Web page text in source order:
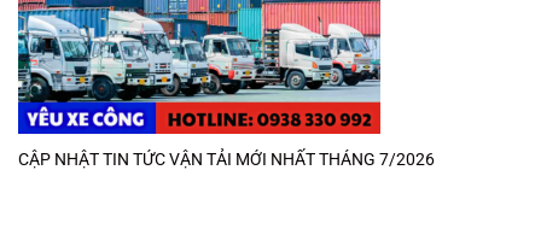
CẬP NHẬT TIN TỨC VẬN TẢI MỚI NHẤT THÁNG 7/2026